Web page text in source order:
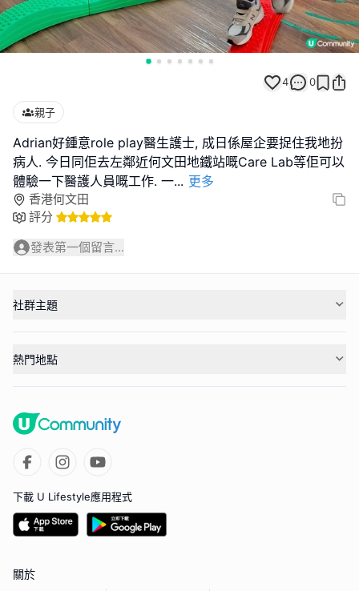
4 0
親子
Adrian好鍾意role play醫生護士, 成日係屋企要捉住我地扮
病人. 今日同佢去左鄰近何文田地鐵站嘅Care Lab等佢可以
體驗一下醫護人員嘅工作. 一... 更多
香港何文田
評分
發表第一個留言...
社群主題
熱門地點
下載 U Lifestyle應用程式
關於